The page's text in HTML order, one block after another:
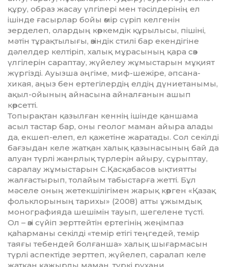
құру, образ жасау үлгілері мен тәсілдерінің ел
ішінде ғасырлар бойы өмір сүріп келгенін
зерделеп, олардың көркемдік құрылысы, пішіні,
мәтін тұрақтылығы, өзіндік стилі бар екендігіне
дәлел­дер келтіріп, халық мұрасының қара сөз
үлгілерін сараптау, жүйелеу жұмыстарын мұқият
жүргізді. Ауызша әңгіме, миф-шежіре, әпсана-
хикая, аңыз бен ертегілердің елдің дүниетанымы,
ақыл-ойы­ның айнасына айналғанын ашып
көрсетті.
Топырақтан қазылған кеннің ішінде қаншама
асыл тастар бар, оны геолог маман айыра алады
да, екшеп-елеп, ел қажетіне жаратады. Сол секіл­ді
бағзыдан келе жатқан халық қазынасының бай да
алуан түрлі жанрлық түрлерін айыру, сұрыптау,
саралау жұмыстарын С.Қасқабасов ықтиятты
жалғастырып, толайым табыстарға жетті. Бұл
мәселе оның жетекшілігімен жарық көрген «Қа­зақ
фольклорының тарихы» (2008) атты ұжымдық
монографияда шешімін тауып, шегелене түсті.
Ол – өзі сүйіп зерттейтін ертегінің жеңімпаз
қаһарманы секілді «темір етігі теңгедей, темір
таяғы тебендей болғанша» халық шығармасын
түрлі аспектіде зерттеп, жүйелеп, саралап келе